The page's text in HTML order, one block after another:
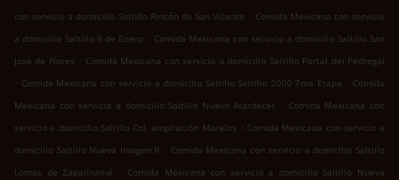
con servicio a domicilio Saltillo Rincón de San Vicente . Comida Mexicana con servicio
a domicilio Saltillo 8 de Enero . Comida Mexicana con servicio a domicilio Saltillo San
José de Flores . Comida Mexicana con servicio a domicilio Saltillo Portal del Pedregal
. Comida Mexicana con servicio a domicilio Saltillo Saltillo 2000 7ma Etapa . Comida
Mexicana con servicio a domicilio Saltillo Nuevo Atardecer . Comida Mexicana con
servicio a domicilio Saltillo Col. ampliación Morelos . Comida Mexicana con servicio a
domicilio Saltillo Nueva Imagen II . Comida Mexicana con servicio a domicilio Saltillo
Lomas de Zapalinamé
. Comida Mexicana con servicio a domicilio Saltillo Nueva